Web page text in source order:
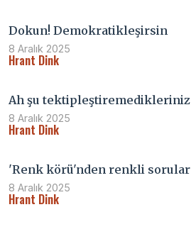
Dokun! Demokratikleşirsin
8 Aralık 2025
Hrant Dink
Ah şu tektipleştiremedikleriniz
8 Aralık 2025
Hrant Dink
'Renk körü'nden renkli sorular
8 Aralık 2025
Hrant Dink